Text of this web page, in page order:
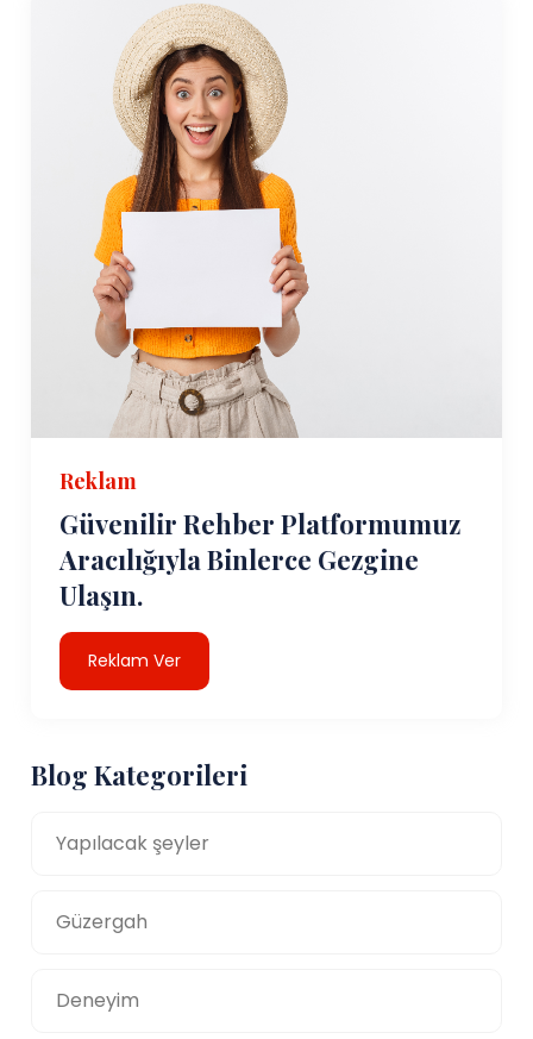
Reklam
Güvenilir Rehber Platformumuz
Aracılığıyla Binlerce Gezgine
Ulaşın.
Reklam Ver
Blog Kategorileri
Yapılacak şeyler
Güzergah
Deneyim